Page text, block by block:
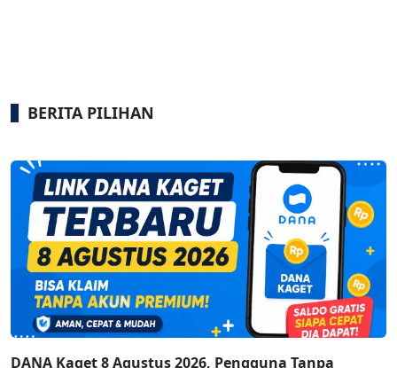
BERITA PILIHAN
DANA Kaget 8 Agustus 2026, Pengguna Tanpa